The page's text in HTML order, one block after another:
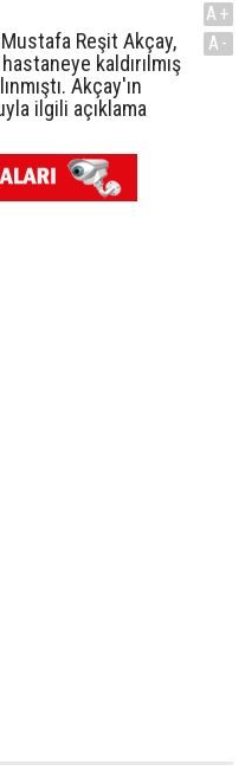
Reşit Akçay,
kaldırılmış
Akçay'ın
ilgili açıklama
A+
A-